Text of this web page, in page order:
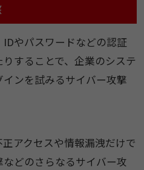
やパスワードなどの認証
することで、企業のシステ
ンを試みるサイバー攻撃
アクセスや情報漏洩だけで
どのさらなるサイバー攻